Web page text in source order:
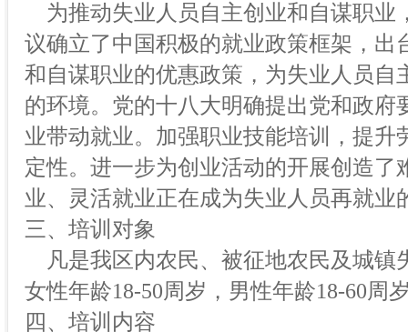
为推动失业人员自主创业和自谋职业
议确立了中国积极的就业政策框架，
和自谋职业的优惠政策，为失业人员
的环境。党的十八大明确提出党和政
业带动就业。加强职业技能培训，提
定性。进一步为创业活动的开展创造
业、灵活就业正在成为失业人员再就业
三、培训对象
凡是我区内农民、被征地农民及城镇
女性年龄18-50周岁，男性年龄18-60周
四、培训内容